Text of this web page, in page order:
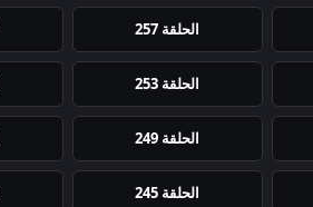
الحلقة 257
الحلقة 253
الحلقة 249
الحلقة 245